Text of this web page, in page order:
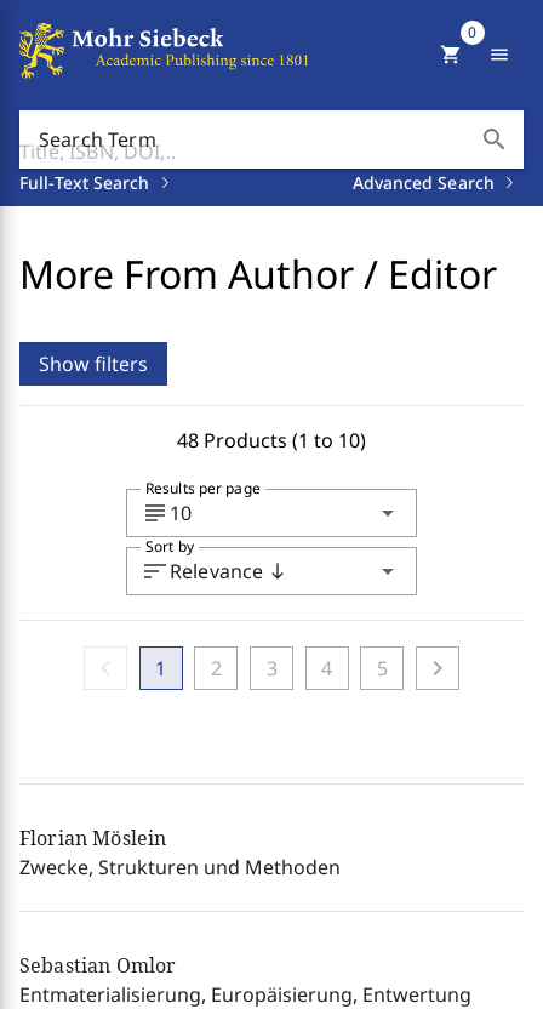
Search Term search
Full-Text Search Advanced Search
shopping_cart
0
menu
More From Author / Editor
Show filters
48 Products (1 to 10)
subject 10 arrow_drop_down
Results per page
sortRelevance south arrow_drop_down
Sort by
1 2 3 4 5 chevron_right
Florian Möslein
Zwecke, Strukturen und Methoden
Sebastian Omlor
Entmaterialisierung, Europäisierung, Entwertung